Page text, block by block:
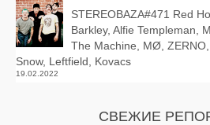
STEREOBAZA#471 Red
Barkley, Alfie Templeman,
The Machine, MØ,
Snow, Leftfield, Kovacs
19.02.2022
СВЕЖИЕ